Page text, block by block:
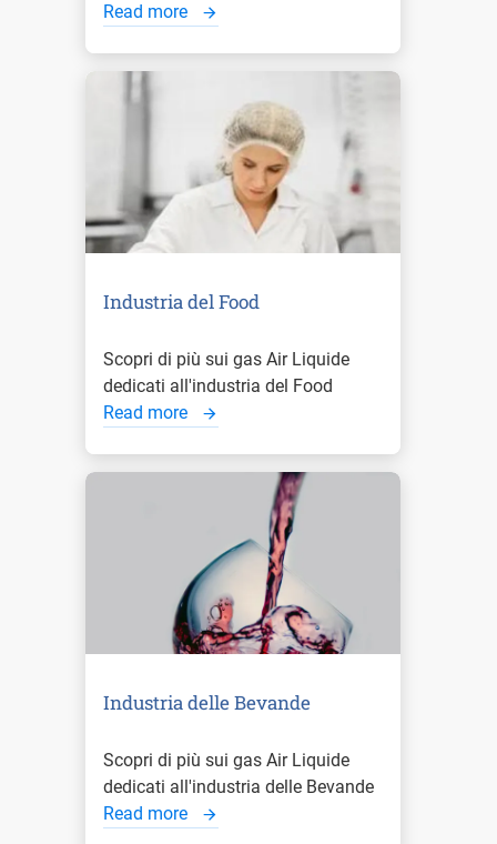
Read more
Industria del Food
Scopri di più sui gas Air Liquide
dedicati all'industria del Food
Read more
Industria delle Bevande
Scopri di più sui gas Air Liquide
dedicati all'industria delle Bevande
Read more